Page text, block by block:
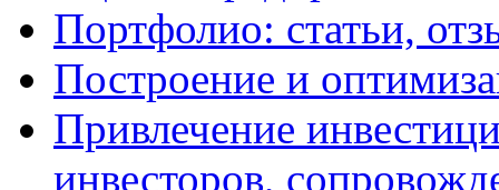
Портфолио: статьи,
Построение и
Привлечение
инвесторов,